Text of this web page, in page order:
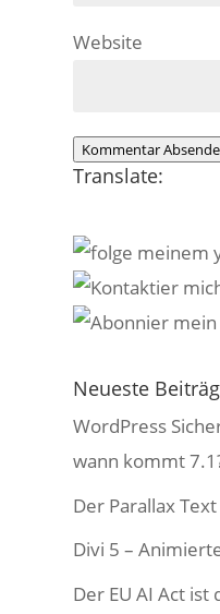
Website
Kommentar
Translate:
Neueste
WordPress
wann kommt
Der Parallax
Divi 5 –
Der EU AI Act